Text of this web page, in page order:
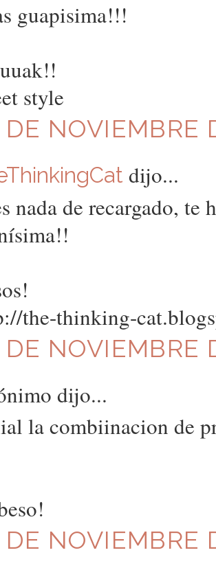
guapisima!!!
style
DE NOVIEMBRE
dijo...
nada de recargado,
the-thinking-
DE NOVIEMBRE
dijo...
la combiinacion de
DE NOVIEMBRE